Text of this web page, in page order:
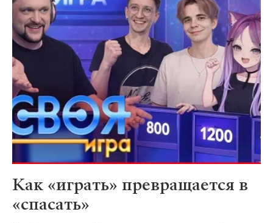
Как «играть» превращается в
«спасать»